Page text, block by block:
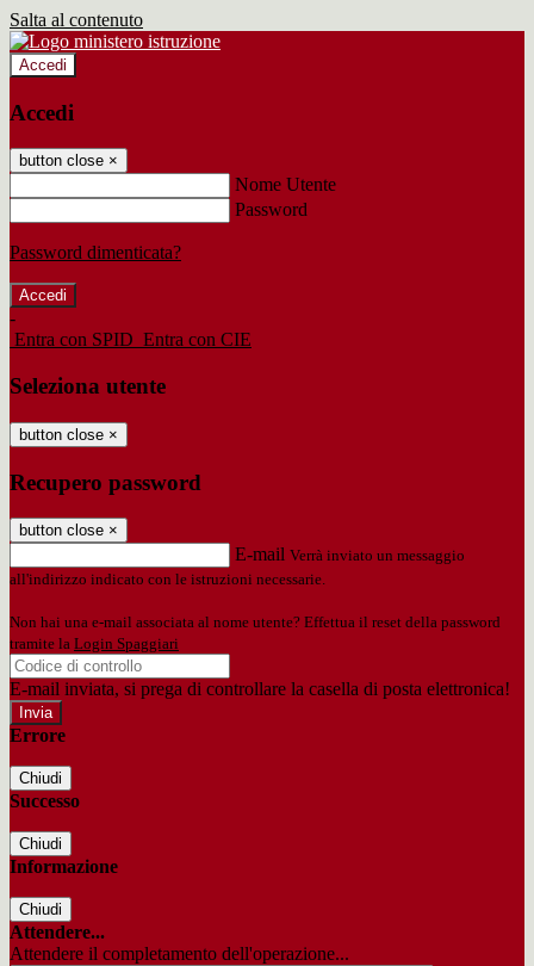
Salta al contenuto
Accedi
Accedi
button close ×
Nome Utente
Password
Password dimenticata?
-
Entra con SPID Entra con CIE
Seleziona utente
button close ×
Recupero password
button close ×
E-mail Verrà inviato un messaggio
all'indirizzo indicato con le istruzioni necessarie.
Non hai una e-mail associata al nome utente? Effettua il reset della password
tramite la Login Spaggiari
E-mail inviata, si prega di controllare la casella di posta elettronica!
Errore
Chiudi
Successo
Chiudi
Informazione
Chiudi
Attendere...
Attendere il completamento dell'operazione...